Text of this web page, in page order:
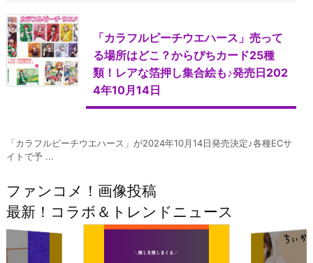
「カラフルピーチウエハース」売って
る場所はどこ？からぴちカード25種
類！レアな箔押し集合絵も♪発売日202
4年10月14日
「カラフルピーチウエハース」が2024年10月14日発売決定♪各種ECサ
イトで予 ...
ファンコメ！画像投稿
最新！コラボ＆トレンドニュース